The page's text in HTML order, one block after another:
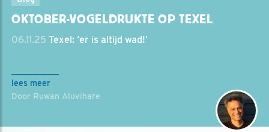
OKTOBER-VOGELDRUKTE OP TEXEL
06.11.25 Texel: ‘er is altijd wad!’
lees meer
Door Ruwan Aluvihare